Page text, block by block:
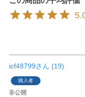
icf48799 19
購入者
非公開